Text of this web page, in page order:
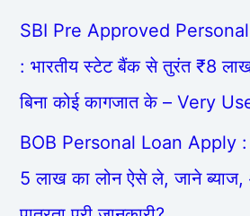
SBI Pre Approved
: भारतीय स्टेट बैंक से तुरंत ₹8
बिना कोई कागजात के – Very
BOB Personal Loan Apply
5 लाख का लोन ऐसे ले, जाने ब्याज,